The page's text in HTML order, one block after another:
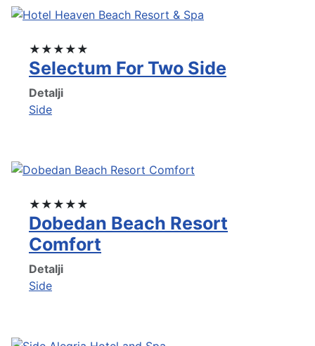
★★★★★
Selectum For Two Side
Detalji
Side
★★★★★
Dobedan Beach Resort
Comfort
Detalji
Side